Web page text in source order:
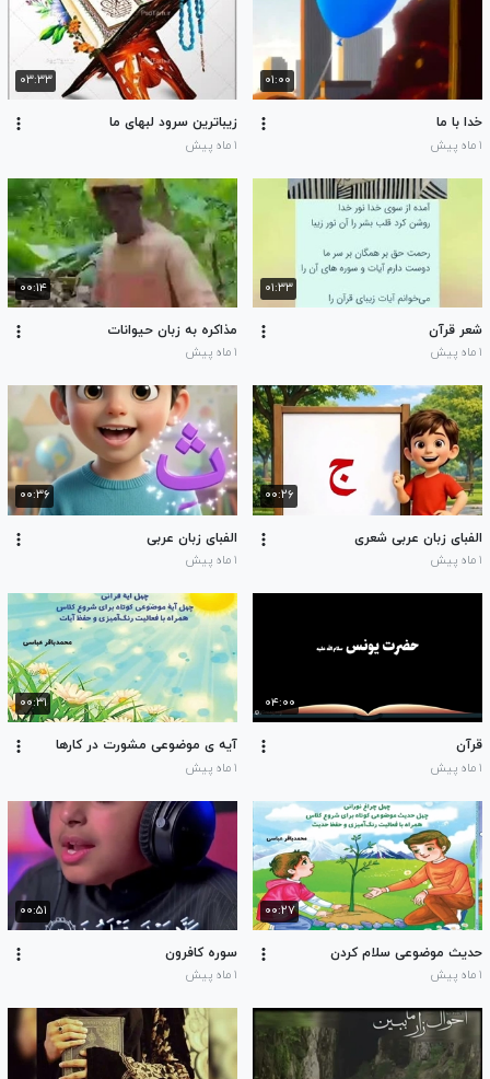
۰۱:۰۰
خدا با ما
۱ ماه پیش
۰۳:۳۳
زیباترین سرود لبهای ما
۱ ماه پیش
۰۱:۳۳
شعر قرآن
۱ ماه پیش
۰۰:۱۴
مذاکره به زبان حیوانات
۱ ماه پیش
۰۰:۲۶
الفبای زبان عربی شعری
۱ ماه پیش
۰۰:۳۶
الفبای زبان عربی
۱ ماه پیش
۰۴:۰۰
قرآن
۱ ماه پیش
۰۰:۳۱
آیه ی موضوعی مشورت در کارها
۱ ماه پیش
۰۰:۲۷
حدیث موضوعی سلام کردن
۱ ماه پیش
۰۰:۵۱
سوره کافرون
۱ ماه پیش